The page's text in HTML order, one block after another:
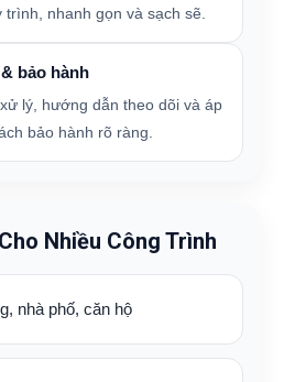
trình, nhanh gọn và sạch sẽ.
bảo hành
lý, hướng dẫn theo dõi và áp
bảo hành rõ ràng.
Nhiều Công Trình
nhà phố, căn hộ